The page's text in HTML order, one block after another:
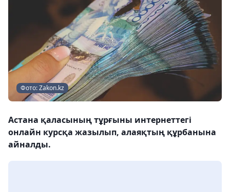
Фото: Zakon.kz
Астана қаласының тұрғыны интернеттегі
онлайн курсқа жазылып, алаяқтың құрбанына
айналды.